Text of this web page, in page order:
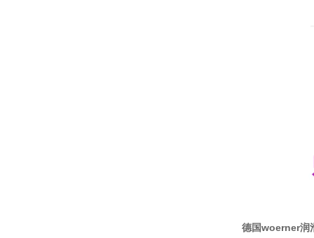
德国woerner润